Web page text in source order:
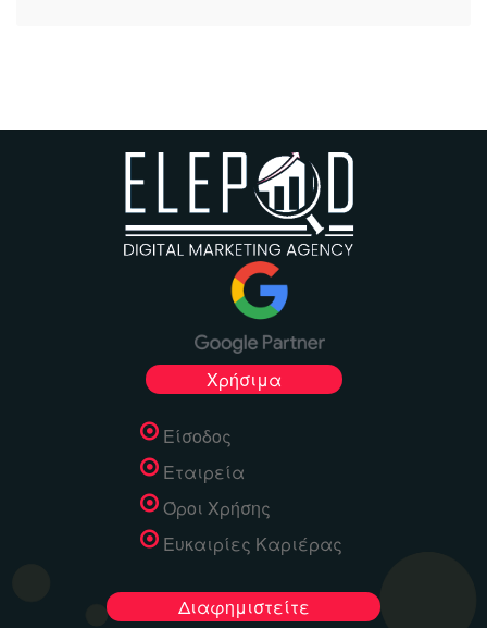
Χρήσιμα
Είσοδος
Εταιρεία
Όροι Χρήσης
Ευκαιρίες Καριέρας
Διαφημιστείτε